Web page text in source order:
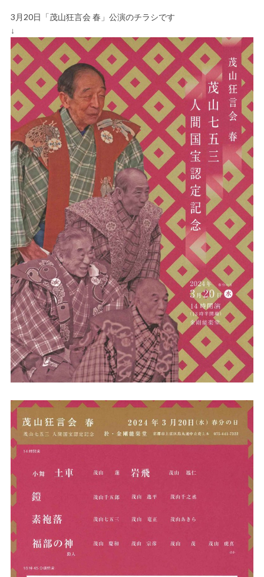
3月20日「茂山狂言会 春」公演のチラシです
↓